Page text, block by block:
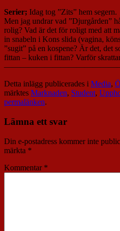
Serier; Idag tog ”Zits” hem segern.
Men jag undrar vad ”Djurgården”
rolig? Vad är det för roligt med att
in snabeln i Kons slida (vagina,
”sugit” på en kospene? Är det, det
fittan – kuken i fittan? Varför
Detta inlägg publicerades i Media,
märktes Marknaden, Student,
permalänken.
Lämna ett svar
Din e-postadress kommer inte
märkta *
Kommentar *